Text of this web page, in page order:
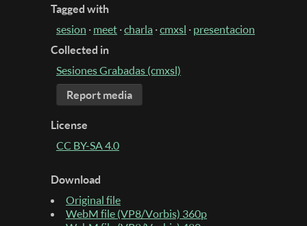
Tagged with
sesion · meet ·charla ·cmxsl · presentacion
Collected in
Sesiones Grabadas (cmxsl)
Report media
License
CC BY-SA 4.0
Download
Original file
WebM file (VP8/Vorbis) 360p